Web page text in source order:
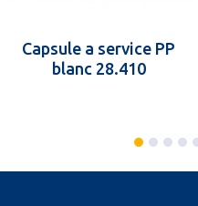
Capsule a service PP
blanc 28.410